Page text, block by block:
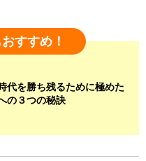
すすめ！
代を勝ち残るために極めた
の３つの秘訣